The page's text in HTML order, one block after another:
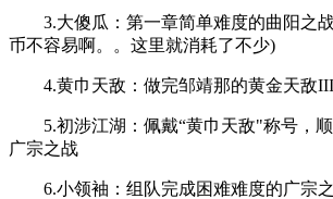
3.大傻瓜：第一章简单难度的曲阳之战
币不容易啊。。这里就消耗了不少)
4.黄巾天敌：做完邹靖那的黄金天敌
5.初涉江湖：佩戴“黄巾天敌"称号，顺
广宗之战
6.小领袖：组队完成困难难度的广宗之